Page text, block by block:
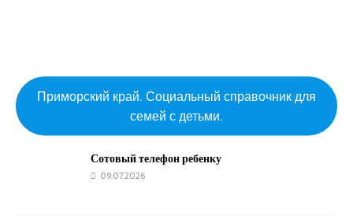
Приморский край. Социальный справочник для
семей с детьми.
Сотовый телефон ребенку
09.07.2026